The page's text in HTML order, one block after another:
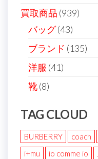
買取商品 (939)
バッグ(43)
ブランド (135)
洋服 (41)
靴(8)
TAG CLOUD
BURBERRY coach
i+mu
io comme io